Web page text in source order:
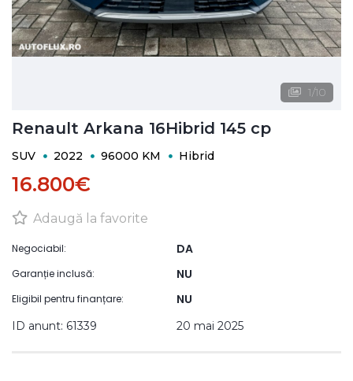
1/10
Renault Arkana 16Hibrid 145 cp
SUV 2022 96000 KM Hibrid
16.800€
Adaugă la favorite
Negociabil: DA
Garanție inclusă: NU
Eligibil pentru finanțare: NU
ID anunt: 61339 20 mai 2025